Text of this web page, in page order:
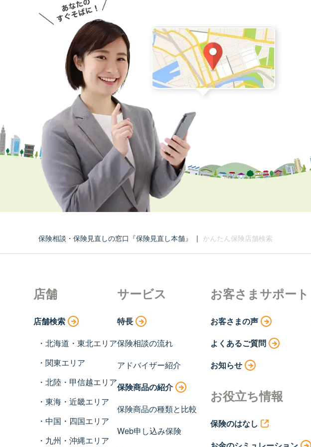
保険相談・保険見直しの窓口『保険見直し本舗』 | かんたん保険店舗検索
店舗
店舗検索
北海道・東北エリア
関東エリア
北陸・甲信越エリア
東海・近畿エリア
中国・四国エリア
九州・沖縄エリア
サービス
特長
保険相談の流れ
アドバイザー紹介
保険商品の紹介
保険商品の種類と比較
Web申し込み保険
お客さまサポート
お客さまの声
よくあるご質問
お知らせ
お役立ち情報
保険のはなし